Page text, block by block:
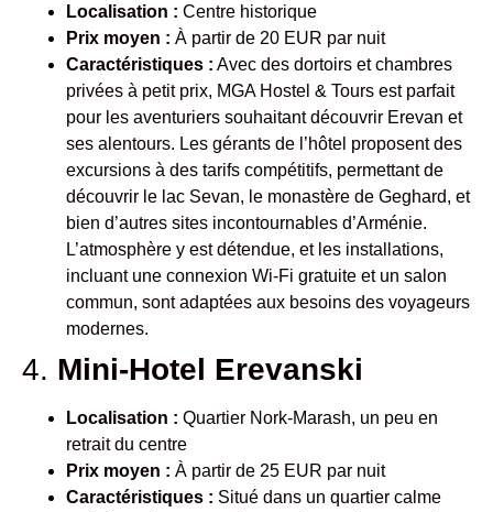
Localisation : Centre historique
Prix moyen : À partir de 20 EUR par nuit
Caractéristiques : Avec des dortoirs et chambres
privées à petit prix, MGA Hostel & Tours est parfait
pour les aventuriers souhaitant découvrir Erevan et
ses alentours. Les gérants de l’hôtel proposent des
excursions à des tarifs compétitifs, permettant de
découvrir le lac Sevan, le monastère de Geghard, et
bien d’autres sites incontournables d’Arménie.
L’atmosphère y est détendue, et les installations,
incluant une connexion Wi-Fi gratuite et un salon
commun, sont adaptées aux besoins des voyageurs
modernes.
4. Mini-Hotel Erevanski
Localisation : Quartier Nork-Marash, un peu en
retrait du centre
Prix moyen : À partir de 25 EUR par nuit
Caractéristiques : Situé dans un quartier calme